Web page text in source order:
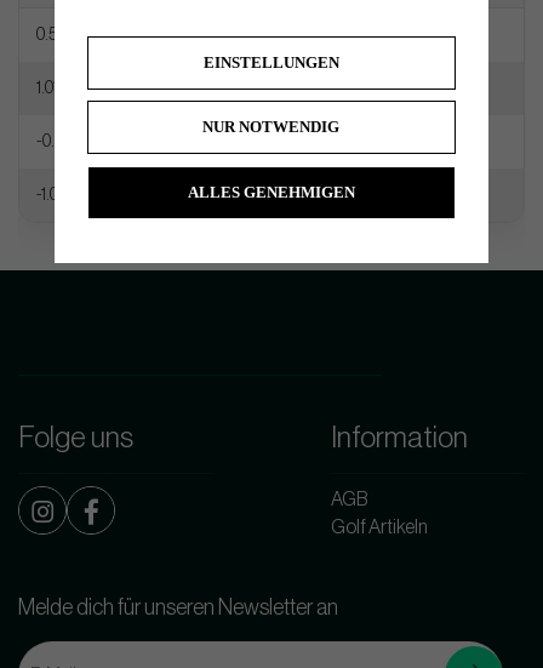
0.5″ Soft 0.25 Softer Flex
1.0″ Soft 0.50 Softer Flex
-0.5″ Firm/Hard
-1.0″ Firm/Hard 0.50 Stiffer Flex
Folge uns Information
AGB
Golf Artikeln
Melde dich für unseren Newsletter an
EINSTELLUNGEN
NUR NOTWENDIG
ALLES GENEHMIGEN